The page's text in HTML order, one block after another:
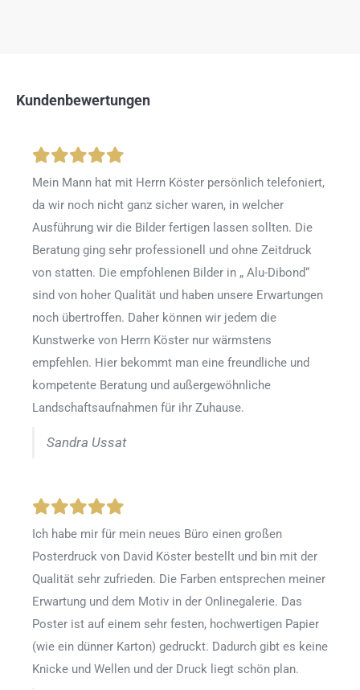
Kundenbewertungen
Mein Mann hat mit Herrn Köster persönlich telefoniert,
da wir noch nicht ganz sicher waren, in welcher
Ausführung wir die Bilder fertigen lassen sollten. Die
Beratung ging sehr professionell und ohne Zeitdruck
von statten. Die empfohlenen Bilder in „ Alu-Dibond“
sind von hoher Qualität und haben unsere Erwartungen
noch übertroffen. Daher können wir jedem die
Kunstwerke von Herrn Köster nur wärmstens
empfehlen. Hier bekommt man eine freundliche und
kompetente Beratung und außergewöhnliche
Landschaftsaufnahmen für ihr Zuhause.
Sandra Ussat
Ich habe mir für mein neues Büro einen großen
Posterdruck von David Köster bestellt und bin mit der
Qualität sehr zufrieden. Die Farben entsprechen meiner
Erwartung und dem Motiv in der Onlinegalerie. Das
Poster ist auf einem sehr festen, hochwertigen Papier
(wie ein dünner Karton) gedruckt. Dadurch gibt es keine
Knicke und Wellen und der Druck liegt schön plan.